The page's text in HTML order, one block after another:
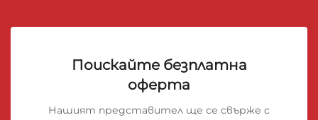
Поискайте безплатна
оферта
Нашият представител ще се свърже с